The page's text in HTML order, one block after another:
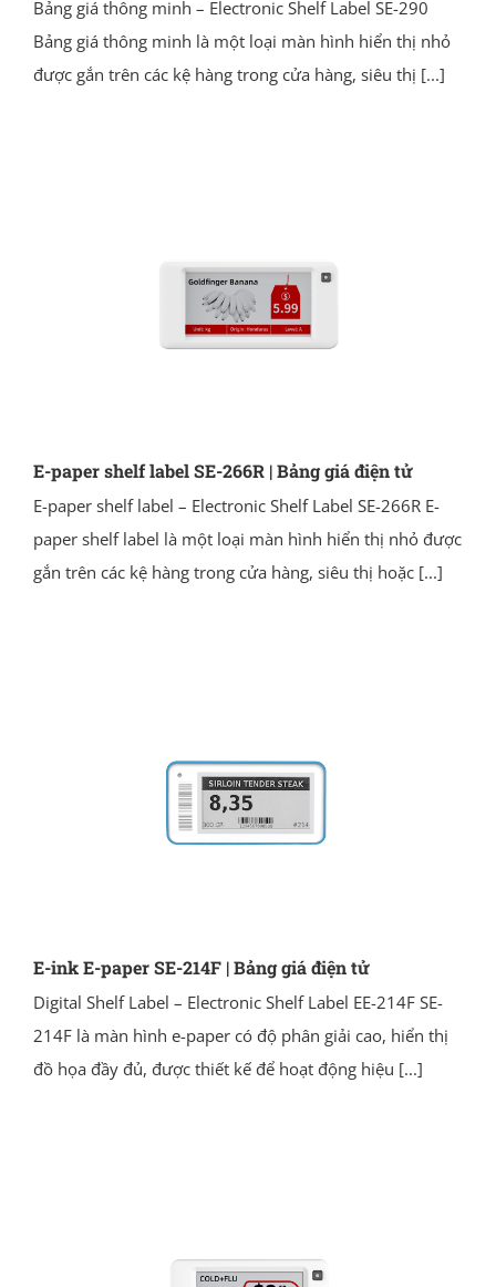
Bảng giá thông minh – Electronic Shelf Label SE-290
Bảng giá thông minh là một loại màn hình hiển thị nhỏ
được gắn trên các kệ hàng trong cửa hàng, siêu thị [...]
E-paper shelf label SE-266R | Bảng giá điện tử
E-paper shelf label – Electronic Shelf Label SE-266R E-
paper shelf label là một loại màn hình hiển thị nhỏ được
gắn trên các kệ hàng trong cửa hàng, siêu thị hoặc[...]
E-ink E-paper SE-214F | Bảng giá điện tử
Digital Shelf Label – Electronic Shelf Label EE-214F SE-
214F là màn hình e-paper có độ phân giải cao, hiển thị
đồ họa đầy đủ, được thiết kế để hoạt động hiệu [...]